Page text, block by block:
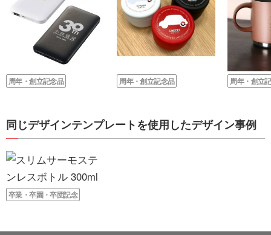
周年・創立記念品 周年・創立記念品 周年・創立
同じデザインテンプレートを使用したデザイン事例
卒業・卒園・卒団記念